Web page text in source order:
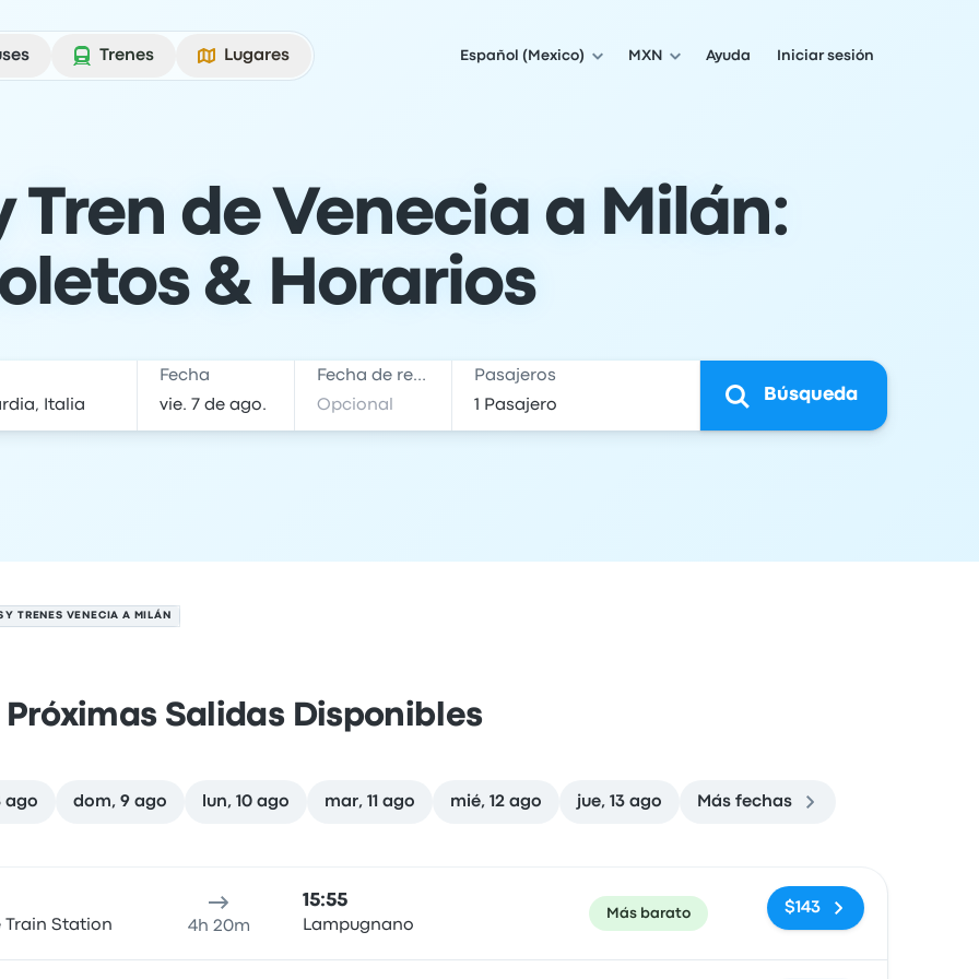
Trenes Lugares Español (Mexico) MXN Ayuda Iniciar sesión
Tren de Venecia a Milán:
& Horarios
Fecha Fecha de regreso Pasajeros
Búsqueda
Y TRENES VENECIA A MILÁN
Próximas Salidas Disponibles
ago dom, 9 ago lun, 10 ago mar, 11 ago mié, 12 ago jue, 13 ago Más fechas
Train Station 4h 20m
15:55
Lampugnano
Más barato $143